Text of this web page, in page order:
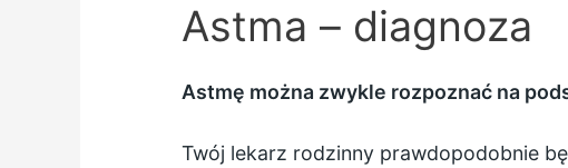
Astma – diagnoza
Astmę można zwykle rozpoznać na
Twój lekarz rodzinny prawdopodobnie